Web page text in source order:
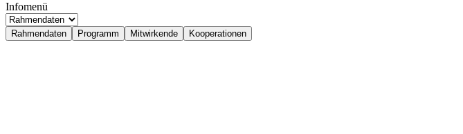
Infomenü
Rahmendaten Programm Mitwirkende Kooperationen